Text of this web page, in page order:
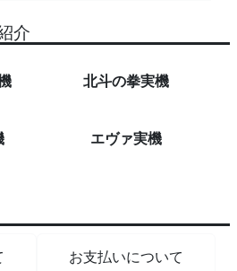
介
北斗の拳実機
エヴァ実機
お支払いについて